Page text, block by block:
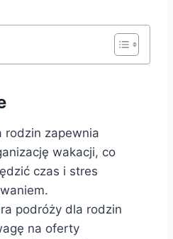
rodzin zapewnia
wakacji, co
czas i stres
podróży dla rodzin
na oferty